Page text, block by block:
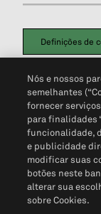
Definições de
Política de
Não Venda
Nós e nossos
semelhantes
fornecer
para finalidades
funcionalidade,
e publicidade
modificar suas
botões neste
alterar sua
sobre Cookies.